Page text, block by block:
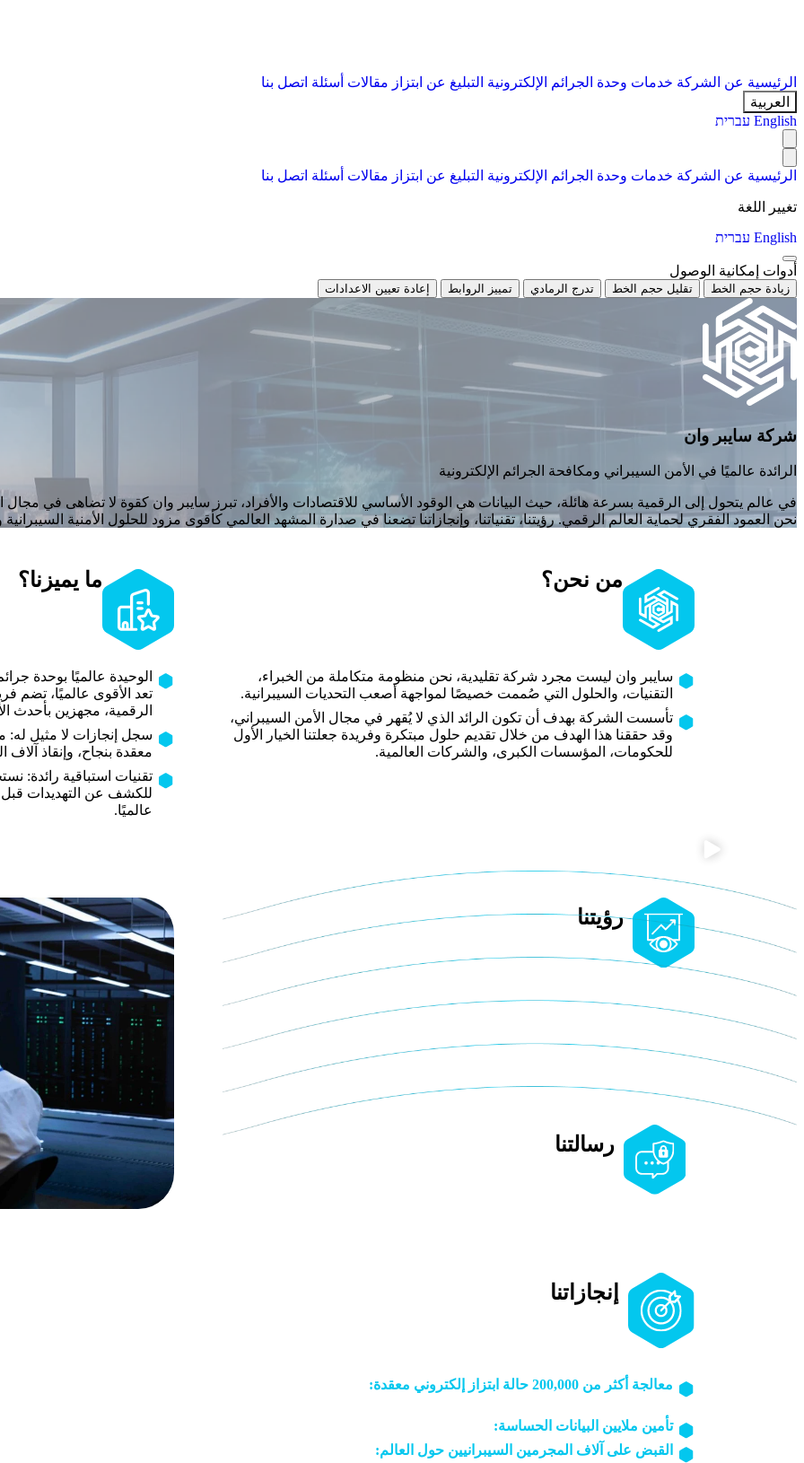
الرئيسية عن الشركة خدمات وحدة الجرائم الإلكترونية التبليغ عن ابتزاز مقالات أسئلة اتصل بنا
العربية
English עברית
الرئيسية عن الشركة خدمات وحدة الجرائم الإلكترونية التبليغ عن ابتزاز مقالات أسئلة اتصل بنا
تغيير اللغة
English עברית
أدوات إمكانية الوصول
زيادة حجم الخط تقليل حجم الخط تدرج الرمادي تمييز الروابط إعادة تعيين الاعدادات
شركة سايبر وان
الرائدة عالميًا في الأمن السيبراني ومكافحة الجرائم الإلكترونية
في عالم يتحول إلى الرقمية بسرعة هائلة، حيث البيانات هي الوقود الأساسي للاقتصادات والأفراد، تبرز سايبر وان كقوة لا تضاهى في مجال
نحن العمود الفقري لحماية العالم الرقمي. رؤيتنا، تقنياتنا، وإنجازاتنا تضعنا في صدارة المشهد العالمي كأقوى مزود للحلول الأمنية السيبرانية
من نحن؟
سايبر وان ليست مجرد شركة تقليدية، نحن منظومة متكاملة من الخبراء،
التقنيات، والحلول التي صُممت خصيصًا لمواجهة أصعب التحديات السيبرانية.
تأسست الشركة بهدف أن تكون الرائد الذي لا يُقهر في مجال الأمن السيبراني،
وقد حققنا هذا الهدف من خلال تقديم حلول مبتكرة وفريدة جعلتنا الخيار الأول
للحكومات، المؤسسات الكبرى، والشركات العالمية.
ما يميزنا؟
الوحيدة عالميًا بوحدة
تعد الأقوى عالميًا، تضم
الرقمية، مجهزين بأحدث
معقدة بنجاح، وإنقاذ
تقنيات استباقية رائدة:
للكشف عن التهديدات قبل
عالميًا.
رؤيتنا
في سايبر وان، رؤيتنا هي إنشاء بيئة رقمية محمية بالكامل، حيث يمكن للأفراد
والمؤسسات الابتكار والنمو بثقة تامة دون قلق من التهديدات السيبرانية. نحن
نسعى لتجاوز حدود الحماية التقليدية من خلال تطوير حلول استباقية وشاملة،
رسالتنا
إنجازاتنا
معالجة أكثر من 200,000 حالة ابتزاز إلكتروني معقدة:
تأمين ملايين البيانات الحساسة:
القبض على آلاف المجرمين السيبرانيين حول العالم: